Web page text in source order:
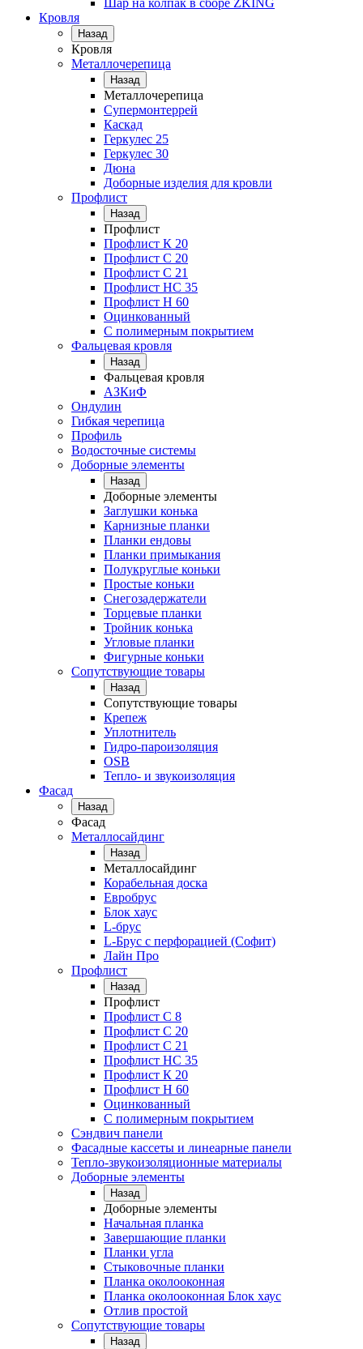
Шар на колпак в сборе ZKING
Кровля
Назад
Кровля
Металлочерепица
Назад
Металлочерепица
Супермонтеррей
Каскад
Геркулес 25
Геркулес 30
Дюна
Доборные изделия для кровли
Профлист
Назад
Профлист
Профлист К 20
Профлист С 20
Профлист C 21
Профлист НС 35
Профлист Н 60
Оцинкованный
С полимерным покрытием
Фальцевая кровля
Назад
Фальцевая кровля
АЗКиФ
Ондулин
Гибкая черепица
Профиль
Водосточные системы
Доборные элементы
Назад
Доборные элементы
Заглушки конька
Карнизные планки
Планки ендовы
Планки примыкания
Полукруглые коньки
Простые коньки
Снегозадержатели
Торцевые планки
Тройник конька
Угловые планки
Фигурные коньки
Сопутствующие товары
Назад
Сопутствующие товары
Крепеж
Уплотнитель
Гидро-пароизоляция
OSB
Тепло- и звукоизоляция
Фасад
Назад
Фасад
Металлосайдинг
Назад
Металлосайдинг
Корабельная доска
Евробрус
Блок хаус
L-брус
L-Брус с перфорацией (Софит)
Лайн Про
Профлист
Назад
Профлист
Профлист С 8
Профлист С 20
Профлист C 21
Профлист НС 35
Профлист К 20
Профлист Н 60
Оцинкованный
С полимерным покрытием
Сэндвич панели
Фасадные кассеты и линеарные панели
Тепло-звукоизоляционные материалы
Доборные элементы
Назад
Доборные элементы
Начальная планка
Завершающие планки
Планки угла
Стыковочные планки
Планка околооконная
Планка околооконная Блок хаус
Отлив простой
Сопутствующие товары
Назад